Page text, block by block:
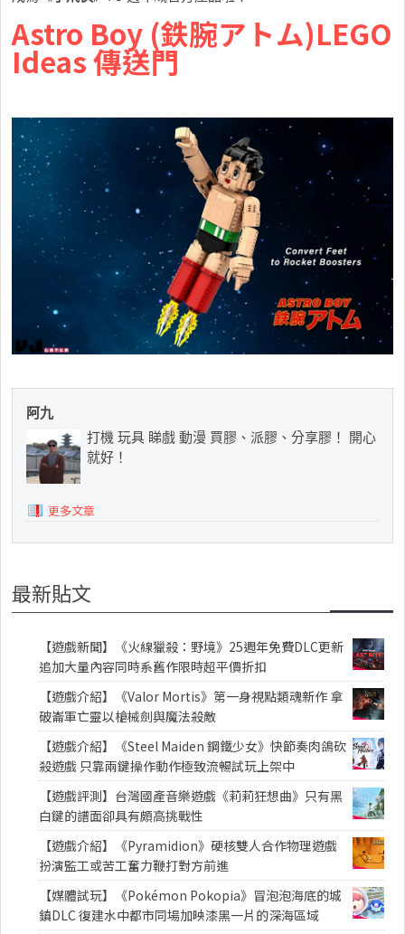
Astro Boy (鉄腕アトム)LEGO
Ideas 傳送門
阿九
打機 玩具 睇戲 動漫 買膠、派膠、分享膠！ 開心
就好！
更多文章
最新貼文
【遊戲新聞】《火線獵殺：野境》25週年免費DLC更新
追加大量內容同時系舊作限時超平價折扣
【遊戲介紹】《Valor Mortis》第一身視點類魂新作 拿
破崙軍亡靈以槍械劍與魔法殺敵
【遊戲介紹】《Steel Maiden 鋼鐵少女》快節奏肉鴿砍
殺遊戲 只靠兩鍵操作動作極致流暢試玩上架中
【遊戲評測】台灣國產音樂遊戲《莉莉狂想曲》只有黑
白鍵的譜面卻具有頗高挑戰性
【遊戲介紹】《Pyramidion》硬核雙人合作物理遊戲
扮演監工或苦工奮力鞭打對方前進
【媒體試玩】《Pokémon Pokopia》冒泡泡海底的城
鎮DLC 復建水中都市同場加映漆黑一片的深海區域